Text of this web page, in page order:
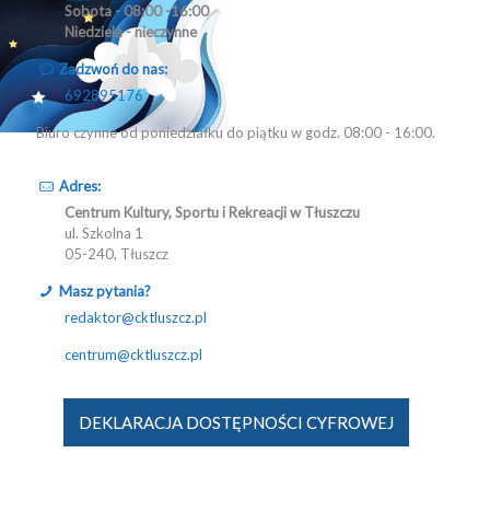
Sobota - 08:00 -16:00
Niedziela - nieczynne
Zadzwoń do nas:
692895176
Biuro czynne od poniedziałku do piątku w godz. 08:00 - 16:00.
Adres:
Centrum Kultury, Sportu i Rekreacji w Tłuszczu
ul. Szkolna 1
05-240, Tłuszcz
Masz pytania?
redaktor@cktluszcz.pl
centrum@cktluszcz.pl
DEKLARACJA DOSTĘPNOŚCI CYFROWEJ